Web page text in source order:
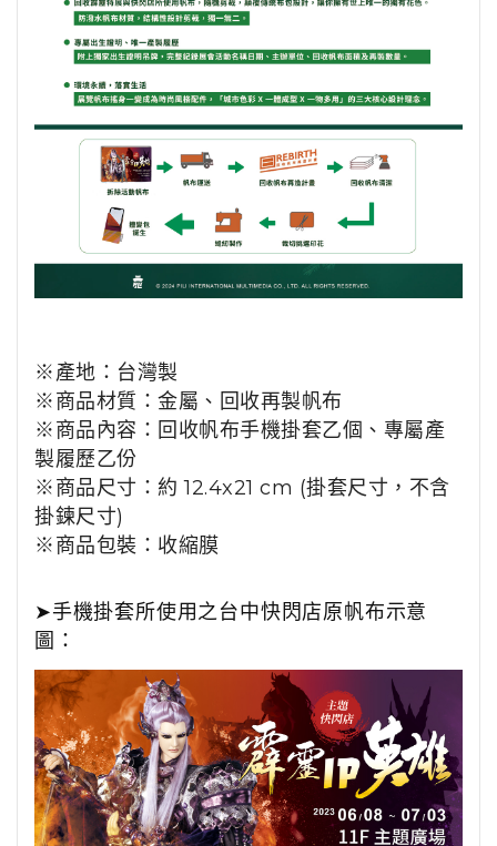
※產地：台灣製
※商品材質 ： 金屬、回收再製帆布
※商品內容：回收帆布手機掛套乙個、專屬產
製履歷乙份
※商品尺寸：約 12.4x21 cm (掛套尺寸，不含
掛鍊尺寸)
※商品包裝：收縮膜
➤手機掛套所使用之台中快閃店原帆布示意
圖：